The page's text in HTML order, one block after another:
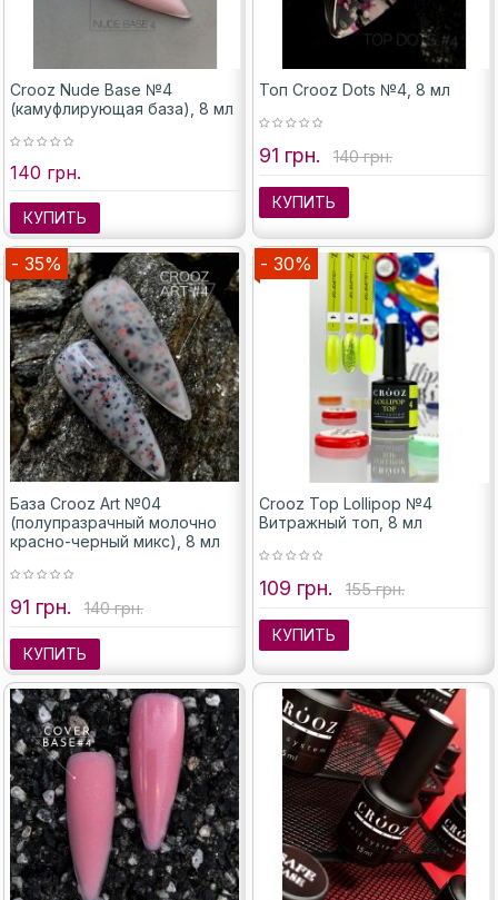
Crooz Nude Base №4
(камуфлирующая база), 8 мл
140 грн.
КУПИТЬ
Топ Crooz Dots №4, 8 мл
91 грн. 140 грн.
КУПИТЬ
- 35%
База Crooz Art №04
(полупразрачный молочно
красно-черный микс), 8 мл
91 грн. 140 грн.
КУПИТЬ
- 30%
Crooz Top Lollipop №4
Витражный топ, 8 мл
109 грн. 155 грн.
КУПИТЬ